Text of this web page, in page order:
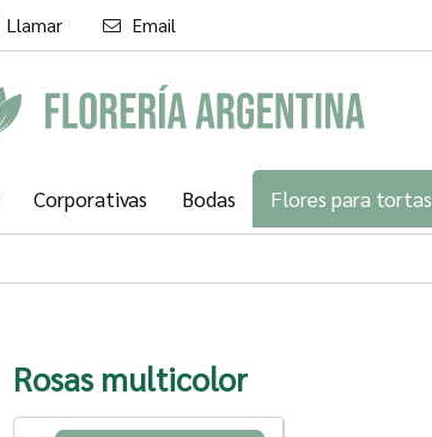
Llamar Email
Corporativas Bodas Flores para tortas
Rosas multicolor